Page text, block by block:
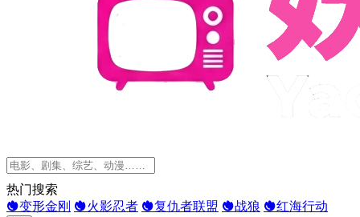
热门搜索
变形金刚
火影忍者 复仇者联盟 战狼 红海行动